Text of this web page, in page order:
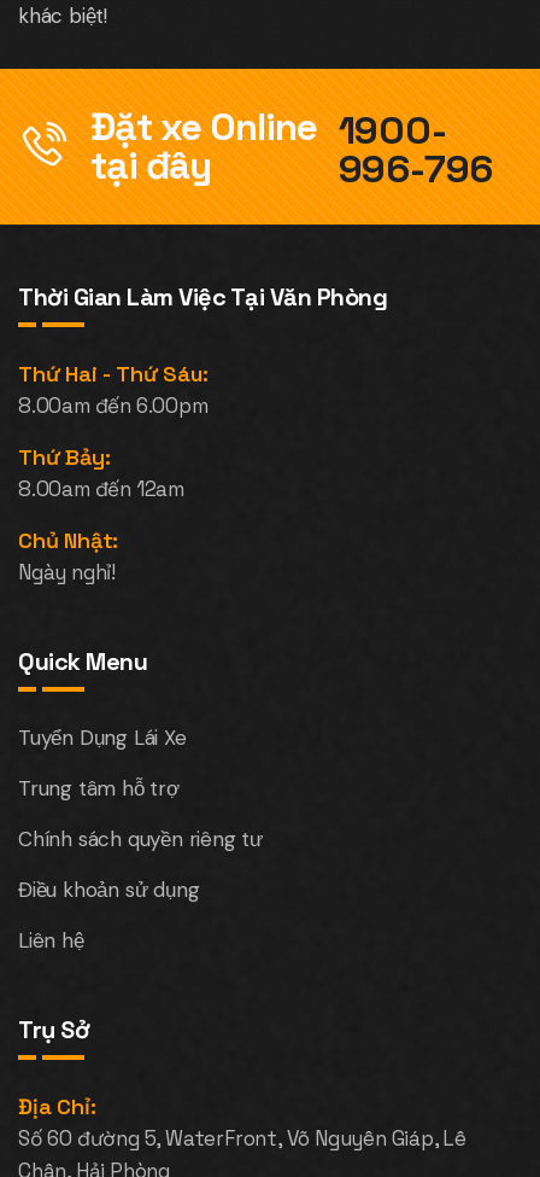
khác biệt!
Đặt xe Online
tại đây
1900-
996-796
Thời Gian Làm Việc Tại Văn Phòng
Thứ Hai - Thứ Sáu:
8.00am đến 6.00pm
Thứ Bảy:
8.00am đến 12am
Chủ Nhật:
Ngày nghỉ!
Quick Menu
Tuyển Dụng Lái Xe
Trung tâm hỗ trợ
Chính sách quyền riêng tư
Điều khoản sử dụng
Liên hệ
Trụ Sở
Địa Chỉ:
Số 60 đường 5, WaterFront, Võ Nguyên Giáp, Lê
Chân, Hải Phòng